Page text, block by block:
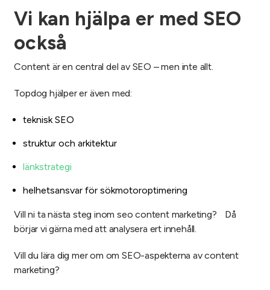
Vi kan hjälpa er med SEO
också
Content är en central del av SEO – men inte allt.
Topdog hjälper er även med:
teknisk SEO
struktur och arkitektur
länkstrategi
helhetsansvar för sökmotoroptimering
Vill ni ta nästa steg inom seo content marketing? Då
börjar vi gärna med att analysera ert innehåll.
Vill du lära dig mer om om SEO-aspekterna av content
marketing?